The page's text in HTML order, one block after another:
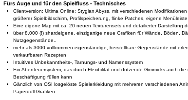
Fürs Auge und für den Spielfluss - Technisches
Clientversion: Ultima Online: Stygian Abyss, mit verschiedenen
größerer Spielbildschirm, Profilspeicherung, flinke Patches, eigene Menüleiste
Eine eigene Map mit ca. 20 neuen Texturensets und detailierter Darstellung
über 8.000 (!) shardeigene, einzigartige neue Grafiken für Wände, Böden,
Nutzgegenstände..
mehr als 3000 vollkommen eigenständige, herstellbare Gegenstände mit
verkaufbaren Rezepten
Intuitives Unbekanntheits-, Tarnungs- und Namenssystem
Ein Abenteuersystem, das durch Flexibilität und dutzende Gimmicks auch
Beschäftigung füllen kann
Gänzlich von OSI losgelöste Spielerkleidung mit mehreren verschiedenen
Paperdoll-Grafiken